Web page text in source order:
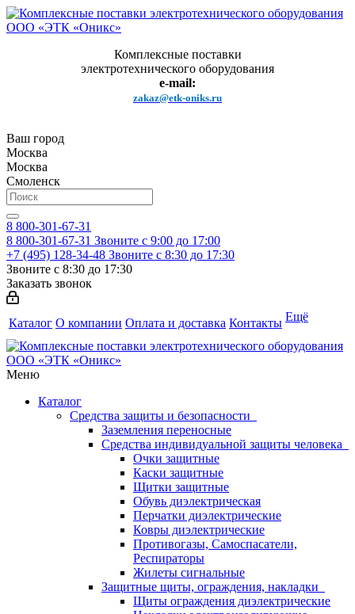
Комплексные поставки
электротехнического оборудования
e-mail:
zakaz@etk-oniks.ru
Ваш город
Москва
Москва
Смоленск
8 800-301-67-31
8 800-301-67-31 Звоните с 9:00 до 17:00
+7 (495) 128-34-48 Звоните с 8:30 до 17:30
Звоните с 8:30 до 17:30
Заказать звонок
Каталог О компании Оплата и доставка Контакты Ещё
Меню
Каталог
Средства защиты и безопасности
Заземления переносные
Средства индивидуальной защиты человека
Очки защитные
Каски защитные
Щитки защитные
Обувь диэлектрическая
Перчатки диэлектрические
Ковры диэлектрические
Противогазы, Самоспасатели,
Респираторы
Жилеты сигнальные
Защитные щиты, ограждения, накладки
Щиты ограждения диэлектрические